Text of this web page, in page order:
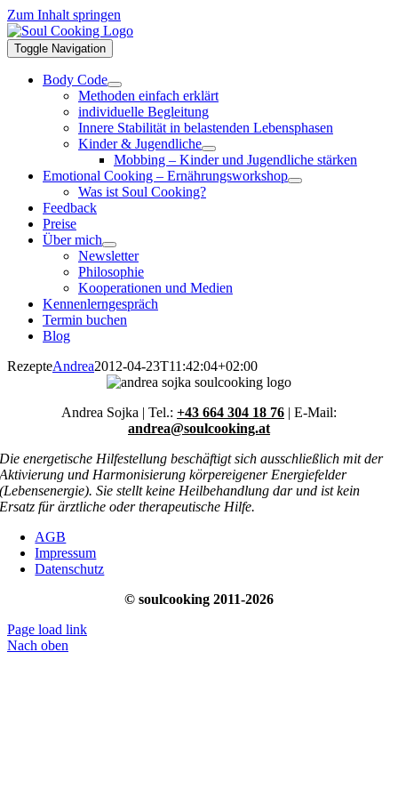
Zum Inhalt springen
Toggle Navigation
Body Code
Methoden einfach erklärt
individuelle Begleitung
Innere Stabilität in belastenden Lebensphasen
Kinder & Jugendliche
Mobbing – Kinder und Jugendliche stärken
Emotional Cooking – Ernährungsworkshop
Was ist Soul Cooking?
Feedback
Preise
Über mich
Newsletter
Philosophie
Kooperationen und Medien
Kennenlerngespräch
Termin buchen
Blog
RezepteAndrea2012-04-23T11:42:04+02:00
Andrea Sojka | Tel.: +43 664 304 18 76 | E-Mail:
andrea@soulcooking.at
Die energetische Hilfestellung beschäftigt sich ausschließlich mit der
Aktivierung und Harmonisierung körpereigener Energiefelder
(Lebensenergie). Sie stellt keine Heilbehandlung dar und ist kein
Ersatz für ärztliche oder therapeutische Hilfe.
AGB
Impressum
Datenschutz
© soulcooking 2011-2026
Page load link
Nach oben